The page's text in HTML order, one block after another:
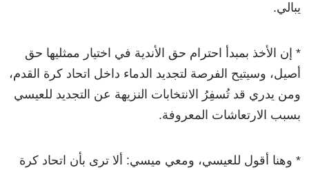
يبالي.
* إن الأخذ بمبدأ احترام حق الأندية في اختيار ممثليها حق
أصيل، وسيتيح الفرصة لتجديد الدماء داخل اتحاد كرة القدم،
ومن يدري قد تُسفِرُ الانتخابات النزيهة عن التجديد للعيسي
بسبب الارتعاشات المعروفة.
* وهنا أقول للعيسي، ومعي ميسي: ألا ترى بأن اتحاد كرة